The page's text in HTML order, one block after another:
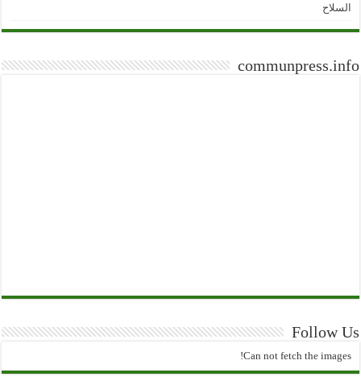
السلاح
communpress.info
Follow Us
Can not fetch the images!